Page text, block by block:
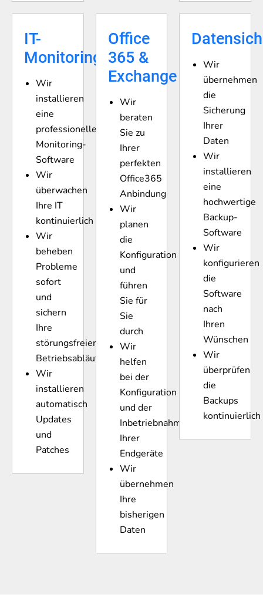
IT-
Monitoring
Wir
installieren
eine
professionelle
Monitoring-
Software
Wir
überwachen
Ihre IT
kontinuierlich
Wir
beheben
Probleme
sofort
und
sichern
Ihre
störungsfreien
Betriebsabläufe
Wir
installieren
automatisch
Updates
und
Patches
Office
365 &
Exchange
Wir
beraten
Sie zu
Ihrer
perfekten
Office365
Anbindung
Wir
planen
die
Konfiguration
und
führen
Sie für
Sie
durch
Wir
helfen
bei der
Konfiguration
und der
Inbetriebnahme
Ihrer
Endgeräte
Wir
übernehmen
Ihre
bisherigen
Daten
Wir
übernehmen
die
Sicherung
Ihrer
Daten
Wir
installieren
eine
hochwertige
Backup-
Software
Wir
konfigurieren
die
Software
nach
Ihren
Wünschen
Wir
überprüfen
die
Backups
kontinuierlich